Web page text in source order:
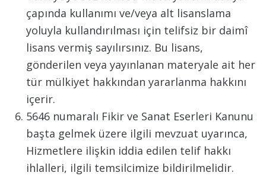
çapında kullanımı ve/veya alt lisanslama
yoluyla kullandırılması için telifsiz bir daimî
lisans vermiş sayılırsınız. Bu lisans,
gönderilen veya yayınlanan materyale ait her
tür mülkiyet hakkından yararlanma hakkını
içerir.
5646 numaralı Fikir ve Sanat Eserleri Kanunu
başta gelmek üzere ilgili mevzuat uyarınca,
Hizmetlere ilişkin iddia edilen telif hakkı
ihlalleri, ilgili temsilcimize bildirilmelidir.